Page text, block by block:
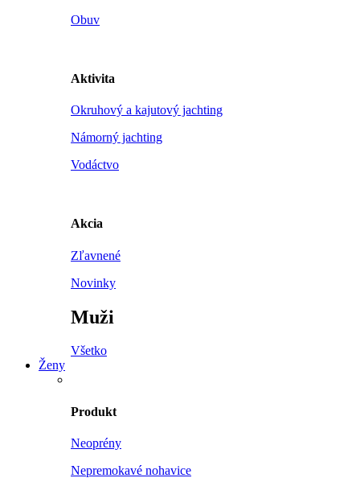
Obuv
Aktivita
Okruhový a kajutový jachting
Námorný jachting
Vodáctvo
Akcia
Zľavnené
Novinky
Muži
Všetko
Ženy
Produkt
Neoprény
Nepremokavé nohavice